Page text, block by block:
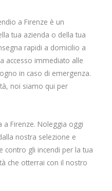
a Firenze è un
tua azienda o della tua
rapidi a domicilio a
accesso immediato alle
in caso di emergenza.
noi siamo qui per
Firenze. Noleggia oggi
nostra selezione e
contro gli incendi per la tua
che otterrai con il nostro